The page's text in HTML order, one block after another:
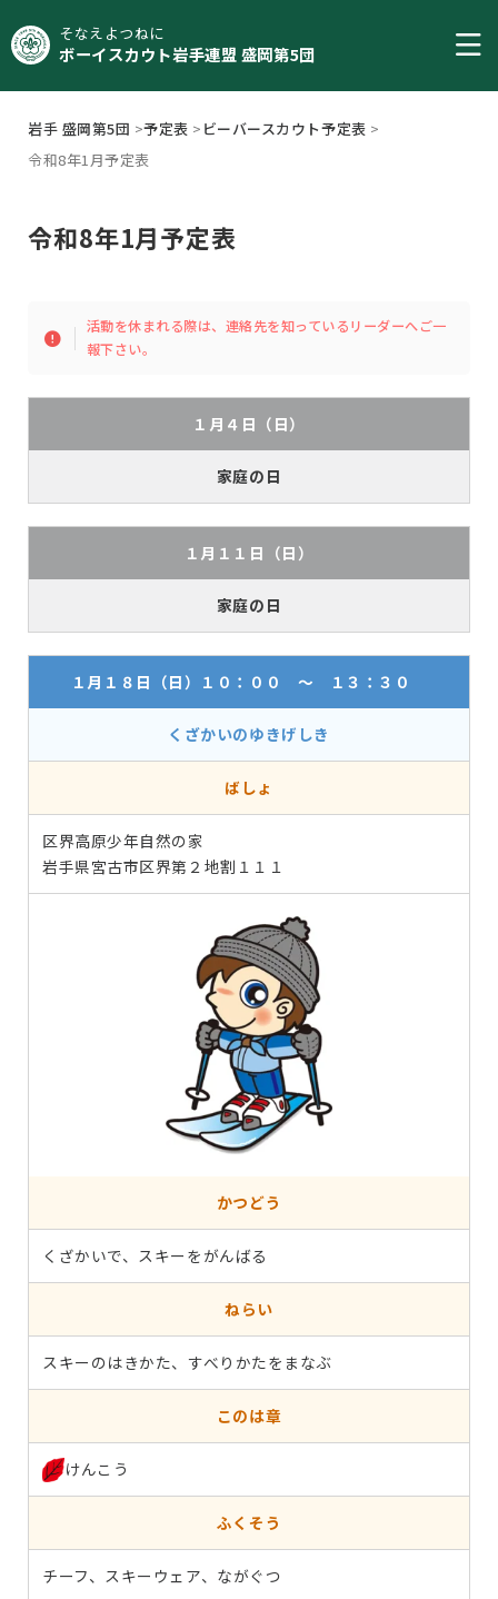
そなえよつねに
ボーイスカウト岩手連盟 盛岡第5団
岩手 盛岡第5団 >予定表 > ビーバースカウト予定表 >
令和8年1月予定表
令和8年1月予定表
活動を休まれる際は、連絡先を知っているリーダーへご一
報下さい。
１月４日（日）
家庭の日
１月１１日（日）
家庭の日
１月１８日（日）１０：００ ～ １３：３０
くざかいのゆきげしき
ばしょ
区界高原少年自然の家
岩手県宮古市区界第２地割１１１
かつどう
くざかいで、スキーをがんばる
ねらい
スキーのはきかた、すべりかたをまなぶ
このは章
けんこう
ふくそう
チーフ、スキーウェア、ながぐつ